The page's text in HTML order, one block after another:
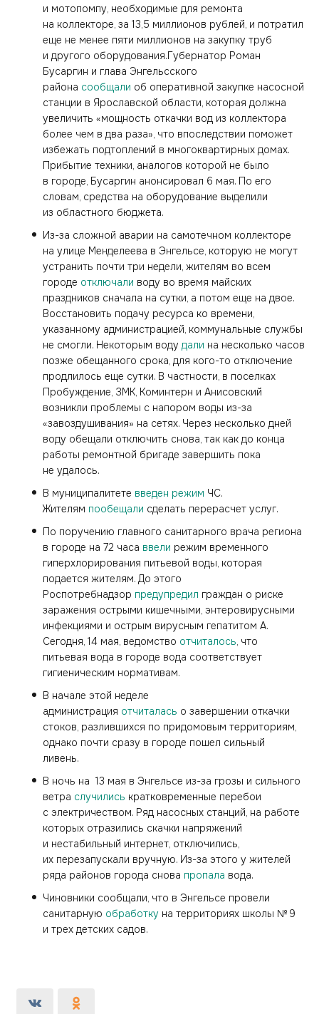
и мотопомпу, необходимые для ремонта
на коллекторе, за 13,5 миллионов рублей, и потратил
еще не менее пяти миллионов на закупку труб
и другого оборудования.Губернатор Роман
Бусаргин и глава Энгельсского
района сообщали об оперативной закупке насосной
станции в Ярославской области, которая должна
увеличить «мощность откачки вод из коллектора
более чем в два раза», что впоследствии поможет
избежать подтоплений в многоквартирных домах.
Прибытие техники, аналогов которой не было
в городе, Бусаргин анонсировал 6 мая. По его
словам, средства на оборудование выделили
из областного бюджета.
Из-за сложной аварии на самотечном коллекторе
на улице Менделеева в Энгельсе, которую не могут
устранить почти три недели, жителям во всем
городе отключали воду во время майских
праздников сначала на сутки, а потом еще на двое.
Восстановить подачу ресурса ко времени,
указанному администрацией, коммунальные службы
не смогли. Некоторым воду дали на несколько часов
позже обещанного срока, для кого-то отключение
продлилось еще сутки. В частности, в поселках
Пробуждение, ЗМК, Коминтерн и Анисовский
возникли проблемы с напором воды из-за
«завоздушивания» на сетях. Через несколько дней
воду обещали отключить снова, так как до конца
работы ремонтной бригаде завершить пока
не удалось.
В муниципалитете введен режим ЧС.
Жителям пообещали сделать перерасчет услуг.
По поручению главного санитарного врача региона
в городе на 72 часа ввели режим временного
гиперхлорирования питьевой воды, которая
подается жителям. До этого
Роспотребнадзор предупредил граждан о риске
заражения острыми кишечными, энтеровирусными
инфекциями и острым вирусным гепатитом А.
Сегодня, 14 мая, ведомство отчиталось, что
питьевая вода в городе вода соответствует
гигиеническим нормативам.
В начале этой неделе
администрация отчиталась о завершении откачки
стоков, разлившихся по придомовым территориям,
однако почти сразу в городе пошел сильный
ливень.
В ночь на 13 мая в Энгельсе из-за грозы и сильного
ветра случились кратковременные перебои
с электричеством. Ряд насосных станций, на работе
которых отразились скачки напряжений
и нестабильный интернет, отключились,
их перезапускали вручную. Из-за этого у жителей
ряда районов города снова пропала вода.
Чиновники сообщали, что в Энгельсе провели
санитарную обработку на территориях школы № 9
и трех детских садов.